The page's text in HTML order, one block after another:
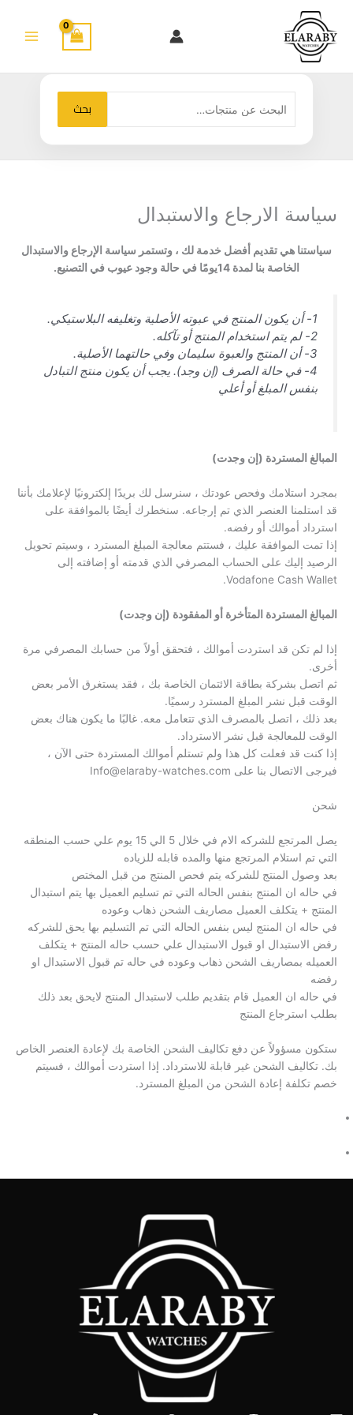
المحتوى
البحث
عن:
بحث
سياسة الارجاع والاستبدال
سياستنا هي تقديم أفضل خدمة لك ، وتستمر سياسة الإرجاع والاستبدال
الخاصة بنا لمدة 14يومًا في حالة وجود عيوب في التصنيع.
1- أن يكون المنتج في عبوته الأصلية وتغليفه البلاستيكي.
2- لم يتم استخدام المنتج أو تآكله.
3- أن المنتج والعبوة سليمان وفي حالتهما الأصلية.
4- في حالة الصرف (إن وجد). يجب أن يكون منتج التبادل
بنفس المبلغ أو أعلي
المبالغ المستردة (إن وجدت)
بمجرد استلامك وفحص عودتك ، سنرسل لك بريدًا إلكترونيًا لإعلامك بأننا
قد استلمنا العنصر الذي تم إرجاعه. سنخطرك أيضًا بالموافقة على
استرداد أموالك أو رفضه.
إذا تمت الموافقة عليك ، فستتم معالجة المبلغ المسترد ، وسيتم تحويل
الرصيد إليك على الحساب المصرفي الذي قدمته أو إضافته إلى
Vodafone Cash Wallet.
المبالغ المستردة المتأخرة أو المفقودة (إن وجدت)
إذا لم تكن قد استردت أموالك ، فتحقق أولاً من حسابك المصرفي مرة
أخرى.
ثم اتصل بشركة بطاقة الائتمان الخاصة بك ، فقد يستغرق الأمر بعض
الوقت قبل نشر المبلغ المسترد رسميًا.
بعد ذلك ، اتصل بالمصرف الذي تتعامل معه. غالبًا ما يكون هناك بعض
الوقت للمعالجة قبل نشر الاسترداد.
إذا كنت قد فعلت كل هذا ولم تستلم أموالك المستردة حتى الآن ،
فيرجى الاتصال بنا على Info@elaraby-watches.com
شحن
يصل المرتجع للشركه الام في خلال 5 الي 15 يوم علي حسب المنطقه
التي تم استلام المرتجع منها والمده قابله للزياده
بعد وصول المنتج للشركه يتم فحص المنتج من قبل المختص
في حاله ان المنتج بنفس الحاله التي تم تسليم العميل بها يتم استبدال
المنتج + يتكلف العميل مصاريف الشحن ذهاب وعوده
في حاله ان المنتج ليس بنفس الحاله التي تم التسليم بها يحق للشركه
رفض الاستبدال او قبول الاستبدال علي حسب حاله المنتج + يتكلف
العميله بمصاريف الشحن ذهاب وعوده في حاله تم قبول الاستبدال او
رفضه
في حاله ان العميل قام بتقديم طلب لاستبدال المنتج لايحق بعد ذلك
بطلب استرجاع المنتج
ستكون مسؤولاً عن دفع تكاليف الشحن الخاصة بك لإعادة العنصر الخاص
بك. تكاليف الشحن غير قابلة للاسترداد. إذا استردت أموالك ، فسيتم
خصم تكلفة إعادة الشحن من المبلغ المسترد.